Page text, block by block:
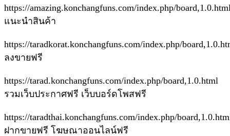
https://amazing.konchangfuns.com/index.php/
แนะนำสินค้า
https://taradkorat.konchangfuns.com/index.php/
ลงขายฟรี
https://tarad.konchangfuns.com/index.php/board,1.0.html
รวมเว็บประกาศฟรี เว็บบอร์ดโพสฟรี
https://taradthai.konchangfuns.com/index.php/
ฝากขายฟรี โฆษณาออนไลน์ฟรี